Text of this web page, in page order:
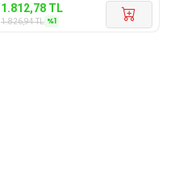
1.812,78 TL
1.826,94TL %1